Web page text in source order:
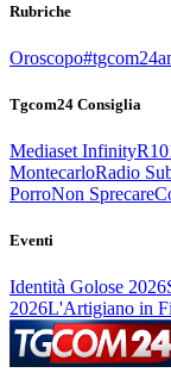
Rubriche
Oroscopo
Tgcom24 Consiglia
Mediaset Infinity
MontecarloRadio
PorroNon Sprecare
Eventi
Identità Golose 2026
2026L'Artigiano in